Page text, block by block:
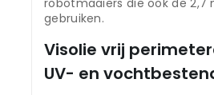
robotmaaiers die ook de 2,7
gebruiken.
Visolie vrij
UV- en